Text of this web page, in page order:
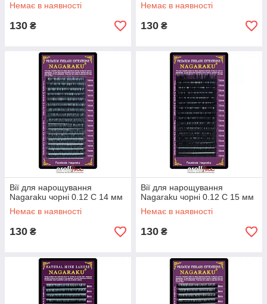
Немає в наявності
130 ₴
Немає в наявності
130 ₴
Вії для нарощування
Nagaraku чорні 0.12 C 14 мм
Немає в наявності
130 ₴
Вії для нарощування
Nagaraku чорні 0.12 C 15 мм
Немає в наявності
130 ₴